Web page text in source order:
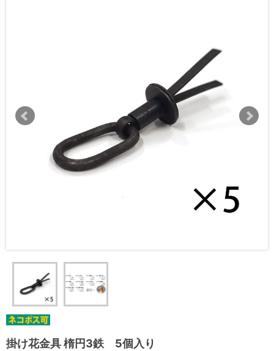
掛け花金具 楕円3鉄 5個入り